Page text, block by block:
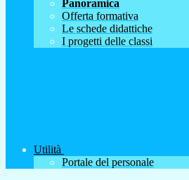
Panoramica
Offerta formativa
Le schede didattiche
I progetti delle classi
Utilità
Portale del personale